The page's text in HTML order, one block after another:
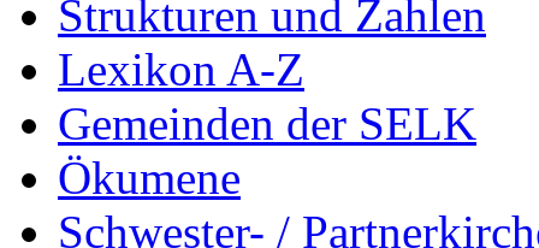
Strukturen und Zahlen
Lexikon A-Z
Gemeinden der SELK
Ökumene
Schwester- /